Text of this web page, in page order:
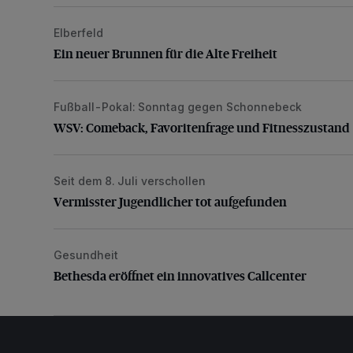
Ein neuer Brunnen für die Alte Freiheit
Elberfeld
Ein neuer Brunnen für die Alte Freiheit
WSV: Comeback, Favoritenfrage und Fitnesszustand
Fußball-Pokal: Sonntag gegen Schonnebeck
WSV: Comeback, Favoritenfrage und Fitnesszustand
Vermisster Jugendlicher tot aufgefunden
Seit dem 8. Juli verschollen
Vermisster Jugendlicher tot aufgefunden
Bethesda eröffnet ein innovatives Callcenter
Gesundheit
Bethesda eröffnet ein innovatives Callcenter